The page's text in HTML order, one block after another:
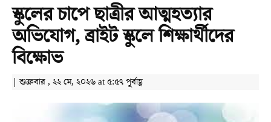
স্কুলের চাপে ছাত্রীর আত্মহত্যার
অভিযোগ, ব্রাইট স্কুলে শিক্ষার্থীদের
বিক্ষোভ
| শুক্রবার , ২২ মে, ২০২৬ at ৫:৫৭ পূর্বাহ্ণ